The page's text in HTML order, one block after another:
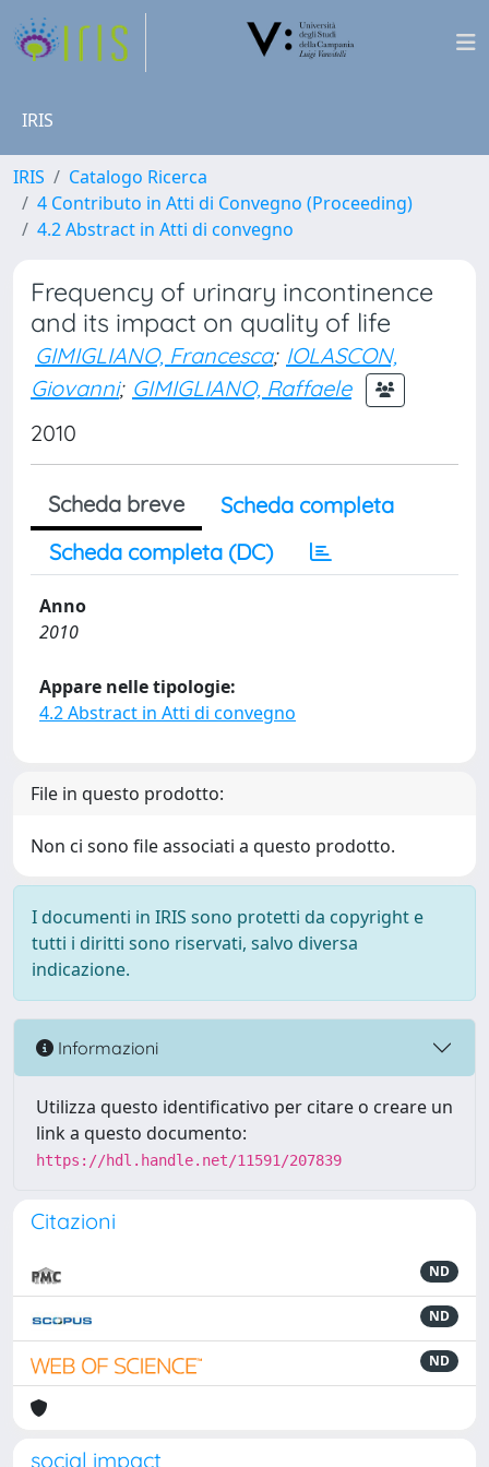
IRIS
IRIS
Catalogo Ricerca
4 Contributo in Atti di Convegno (Proceeding)
4.2 Abstract in Atti di convegno
Frequency of urinary incontinence
and its impact on quality of life
GIMIGLIANO, Francesca; IOLASCON,
Giovanni; GIMIGLIANO, Raffaele
2010
Scheda breve
Scheda completa
Scheda completa (DC)
Anno
2010
Appare nelle tipologie:
4.2 Abstract in Atti di convegno
File in questo prodotto:
Non ci sono file associati a questo prodotto.
I documenti in IRIS sono protetti da copyright e
tutti i diritti sono riservati, salvo diversa
indicazione.
Informazioni
Utilizza questo identificativo per citare o creare un
link a questo documento:
https://hdl.handle.net/11591/207839
Citazioni
ND
ND
ND
social impact